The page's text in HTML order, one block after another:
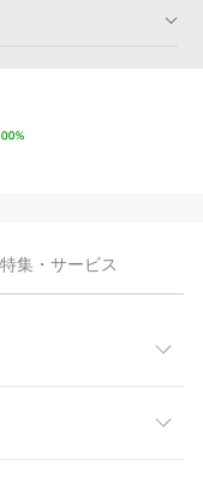
特集・サービス